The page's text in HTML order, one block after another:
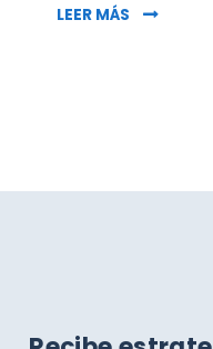
LEER MÁS 425: EL